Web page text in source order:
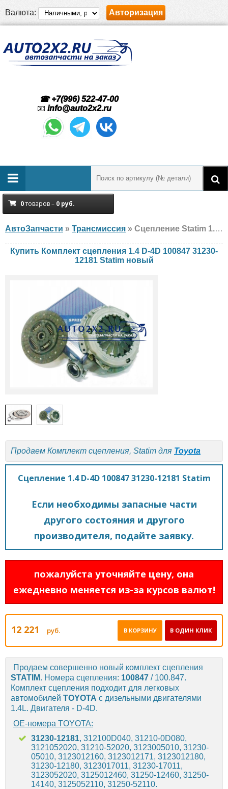
Валюта: Авторизация
☎ +7(996) 522-47-00
📧 info@auto2x2.ru
0товаров – 0 руб.
АвтоЗапчасти » Трансмиссия » Сцепление Statim 1.4 D-4D 100847 31230-12181 Toyota, новый
Купить Комплект сцепления 1.4 D-4D 100847 31230-
12181 Statim новый
Продаем Комплект сцепления, Statim для Toyota
Сцепление 1.4 D-4D 100847 31230-12181 Statim
Если необходимы запасные части
другого состояния и другого
производителя, подайте заявку.
пожалуйста уточняйте цену, она
ежедневно меняется из-за курсов валют!
12 221 руб. В ОДИН КЛИК
В КОРЗИНУ
Продаем совершенно новый комплект сцепления
STATIM. Номера сцепления: 100847 / 100.847.
Комплект сцепления подходит для легковых
автомобилей TOYOTA с дизельными двигателями
1.4L. Двигателя - D-4D.
OE-номера TOYOTA:
31230-12181, 312100D040, 31210-0D080,
3121052020, 31210-52020, 3123005010, 31230-
05010, 3123012160, 3123012171, 3123012180,
31230-12180, 3123017011, 31230-17011,
3123052020, 3125012460, 31250-12460, 31250-
14140, 3125052110, 31250-52110.